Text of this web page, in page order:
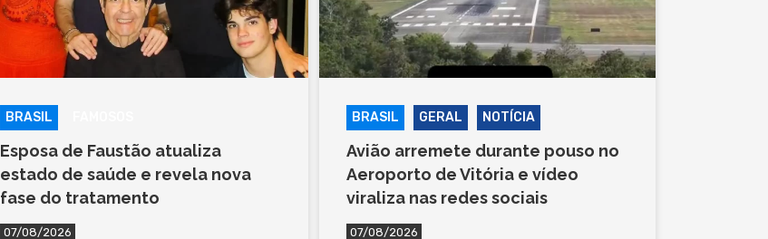
BRASIL
Esposa de Faustão atualiza
estado de saúde e revela nova
fase do tratamento
07/08/2026
BRASIL GERAL NOTÍCIA
Avião arremete durante pouso no
Aeroporto de Vitória e vídeo
viraliza nas redes sociais
07/08/2026